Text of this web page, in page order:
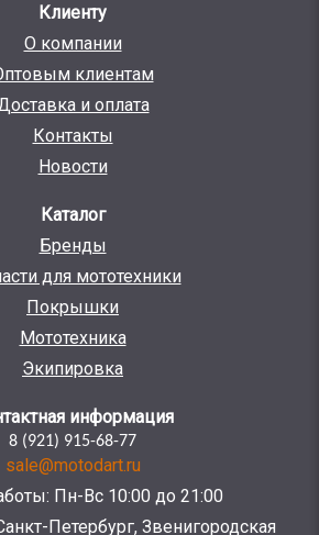
Клиенту
О компании
клиентам
и оплата
Контакты
Новости
Каталог
Бренды
для мототехники
Покрышки
Мототехника
Экипировка
информация
8 (921) 915-68-77
sale@motodart.ru
Пн-Вс 10:00 до 21:00
Петербург, Звенигородская